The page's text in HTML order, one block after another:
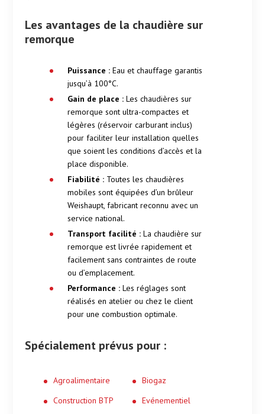
Les avantages de la chaudière sur
remorque
Puissance : Eau et chauffage garantis
jusqu’à 100°C.
Gain de place : Les chaudières sur
remorque sont ultra-compactes et
légères (réservoir carburant inclus)
pour faciliter leur installation quelles
que soient les conditions d’accès et la
place disponible.
Fiabilité : Toutes les chaudières
mobiles sont équipées d’un brûleur
Weishaupt, fabricant reconnu avec un
service national.
Transport facilité : La chaudière sur
remorque est livrée rapidement et
facilement sans contraintes de route
ou d’emplacement.
Performance : Les réglages sont
réalisés en atelier ou chez le client
pour une combustion optimale.
Spécialement prévus pour :
Agroalimentaire
Biogaz
Construction BTP
Evénementiel